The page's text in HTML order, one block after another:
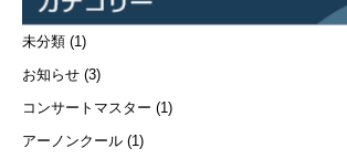
未分類 (1)
お知らせ (3)
コンサートマスター (1)
アーノンクール (1)